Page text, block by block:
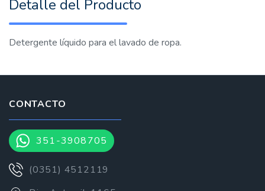
Detalle del Producto
Detergente líquido para el lavado de ropa.
CONTACTO
351-3908705
(0351) 4512119